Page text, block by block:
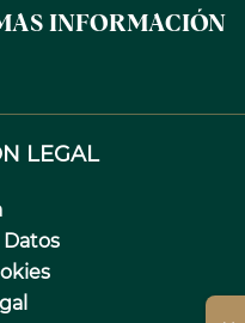
INFORMACIÓN
LEGAL